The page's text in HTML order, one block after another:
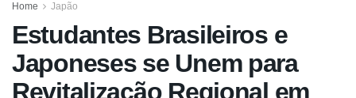
Home Japão
Estudantes Brasileiros e
Japoneses se Unem para
Revitalização Regional em